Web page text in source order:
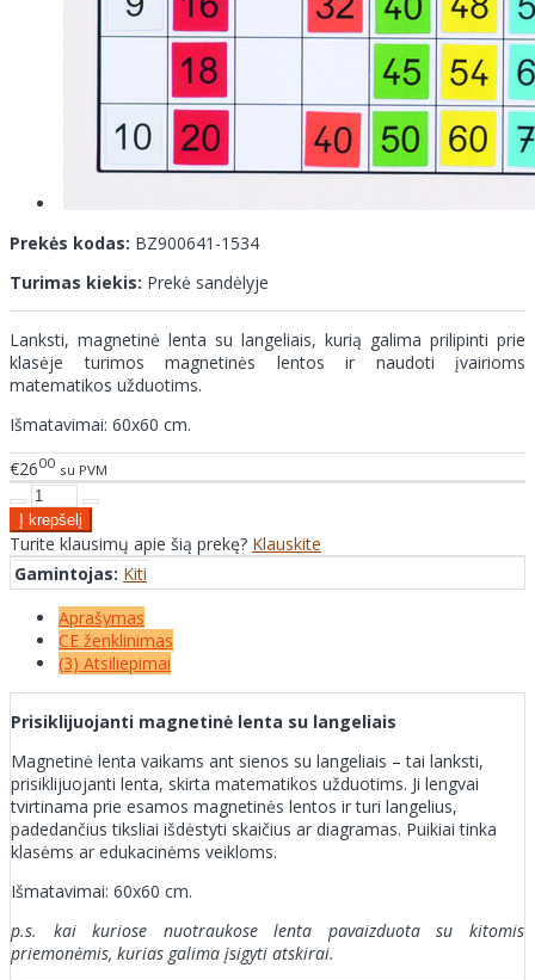
Prekės kodas: BZ900641-1534
Turimas kiekis: Prekė sandėlyje
Lanksti, magnetinė lenta su langeliais, kurią galima prilipinti prie
klasėje turimos magnetinės lentos ir naudoti įvairioms
matematikos užduotims.
Išmatavimai: 60x60 cm.
€2600 su PVM
Turite klausimų apie šią prekę? Klauskite
Gamintojas: Kiti
Aprašymas
CE ženklinimas
(3) Atsiliepimai
Prisiklijuojanti magnetinė lenta su langeliais
Magnetinė lenta vaikams ant sienos su langeliais – tai lanksti,
prisiklijuojanti lenta, skirta matematikos užduotims. Ji lengvai
tvirtinama prie esamos magnetinės lentos ir turi langelius,
padedančius tiksliai išdėstyti skaičius ar diagramas. Puikiai tinka
klasėms ar edukacinėms veikloms.
Išmatavimai: 60x60 cm.
p.s. kai kuriose nuotraukose lenta pavaizduota su kitomis
priemonėmis, kurias galima įsigyti atskirai.